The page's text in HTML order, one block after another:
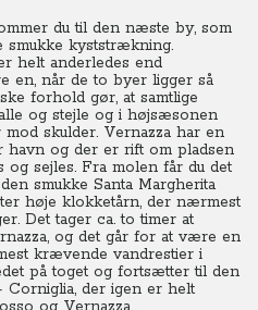
du til den næste by, som
kyststrækning.
helt anderledes end
en, når de to byer ligger så
forhold gør, at samtlige
og stejle og i højsæsonen
skulder. Vernazza har en
havn og der er rift om pladsen
og sejles. Fra molen får du det
smukke Santa Margherita
høje klokketårn, der nærmest
Det tager ca. to timer at
og det går for at være en
krævende vandrestier i
på toget og fortsætter til den
Corniglia, der igen er helt